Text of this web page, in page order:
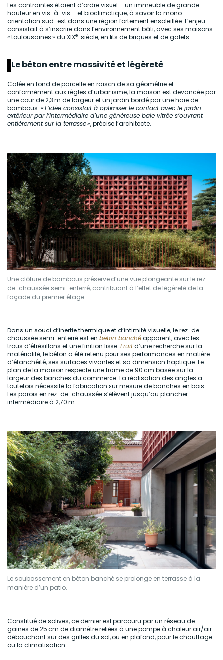
Les contraintes étaient d’ordre visuel – un immeuble de grande
hauteur en vis-à-vis – et bioclimatique, à savoir la mono-
orientation sud-est dans une région fortement ensoleillée. L’enjeu
consistait à s’inscrire dans l’environnement bâti, avec ses maisons
« toulousaines » du XIXe siècle, en lits de briques et de galets.
Le béton entre massivité et légèreté
Calée en fond de parcelle en raison de sa géométrie et
conformément aux règles d’urbanisme, la maison est devancée par
une cour de 2,3 m de largeur et un jardin bordé par une haie de
bambous. « L’idée consistait à optimiser le contact avec le jardin
extérieur par l’intermédiaire d’une généreuse baie vitrée s’ouvrant
entièrement sur la terrasse », précise l’architecte.
Une clôture de bambous préserve d’une vue plongeante sur le rez-
de-chaussée semi-enterré, contribuant à l’effet de légèreté de la
façade du premier étage.
Dans un souci d’inertie thermique et d’intimité visuelle, le rez-de-
chaussée semi-enterré est en béton banchéapparent, avec les
trous d’étrésillons et une finition lisse. Fruitd’une recherche sur la
matérialité, le béton a été retenu pour ses performances en matière
d’étanchéité, ses surfaces vivantes et sa dimension haptique. Le
plan de la maison respecte une trame de 90 cm basée sur la
largeur des banches du commerce. La réalisation des angles a
toutefois nécessité la fabrication sur mesure de banches en bois.
Les parois en rez-de-chaussée s’élèvent jusqu’au plancher
intermédiaire à 2,70 m.
Le soubassement en béton banché se prolonge en terrasse à la
manière d’un patio.
Constitué de solives, ce dernier est parcouru par un réseau de
gaines de 25 cm de diamètre reliées à une pompe à chaleur air/air
débouchant sur des grilles du sol, ou en plafond, pour le chauffage
ou la climatisation.